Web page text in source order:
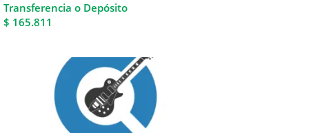
Transferencia o Depósito
$ 165.811